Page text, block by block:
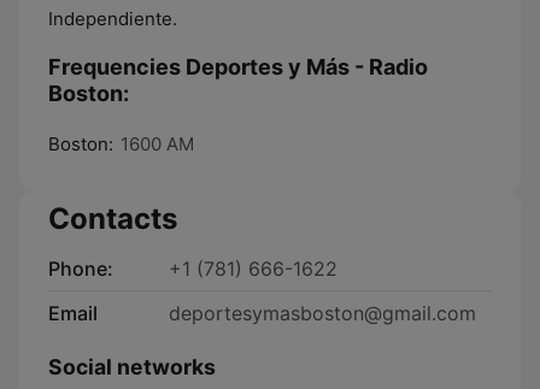
Independiente.
Frequencies Deportes y Más - Radio
Boston:
Boston: 1600 AM
Contacts
Phone:
+1 (781) 666-1622
Email
deportesymasboston@gmail.com
Social networks